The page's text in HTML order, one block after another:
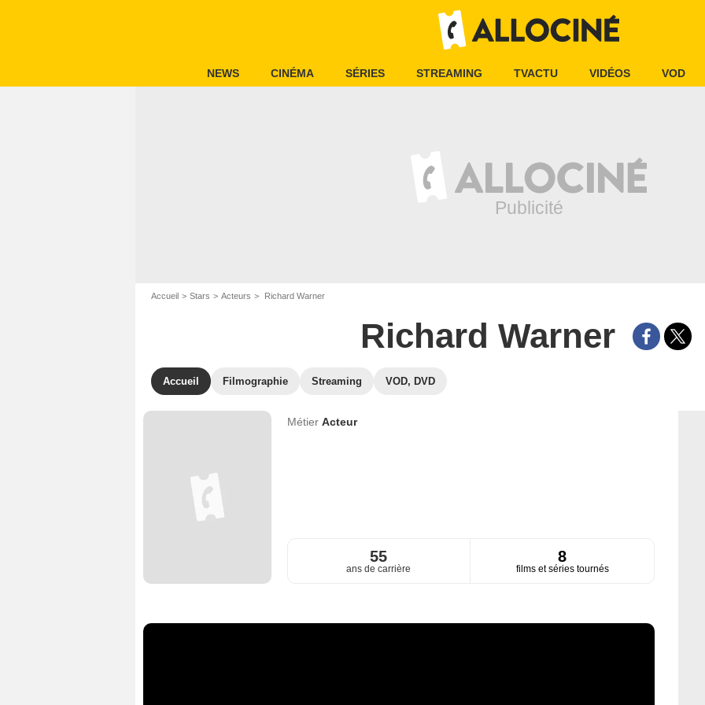
NEWS CINÉMA SÉRIES STREAMING TVACTU VIDÉOS VOD
Accueil Stars Acteurs Richard Warner
Richard Warner
Accueil Filmographie Streaming VOD, DVD
Métier Acteur
55
ans de carrière
8
films et séries tournés